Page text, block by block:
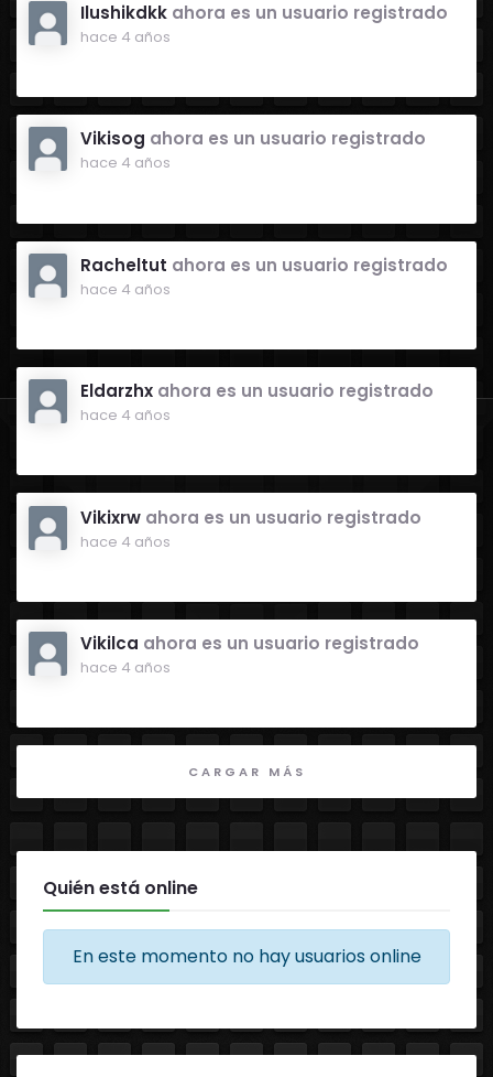
Ilushikdkk ahora es un usuario registrado
hace 4 años
Vikisog ahora es un usuario registrado
hace 4 años
Racheltut ahora es un usuario registrado
hace 4 años
Eldarzhx ahora es un usuario registrado
hace 4 años
Vikixrw ahora es un usuario registrado
hace 4 años
Vikilca ahora es un usuario registrado
hace 4 años
CARGAR MÁS
Quién está online
En este momento no hay usuarios online